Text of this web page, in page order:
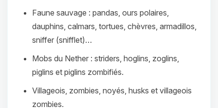
Faune sauvage : pandas, ours polaires,
dauphins, calmars, tortues, chèvres, armadillos,
sniffer (snifflet)…
Mobs du Nether : striders, hoglins, zoglins,
piglins et piglins zombifiés.
Villageois, zombies, noyés, husks et villageois
zombies.